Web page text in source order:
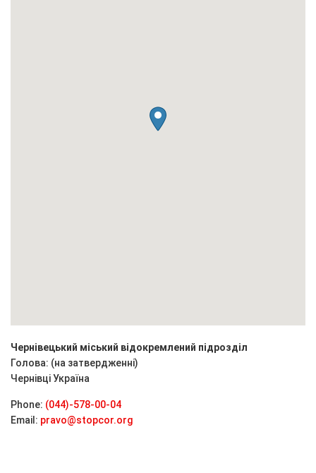
Чернівецький міський відокремлений підрозділ
Голова: (на затвердженні)
ЧернівціУкраїна
Phone: (044)-578-00-04
Email: pravo@stopcor.org